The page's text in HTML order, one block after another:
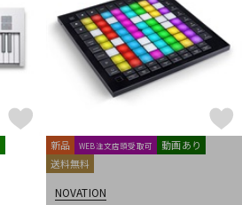
ヴィンテージ
新品 WEB注文店頭受取可
動画あり
送料無料
NOVATION